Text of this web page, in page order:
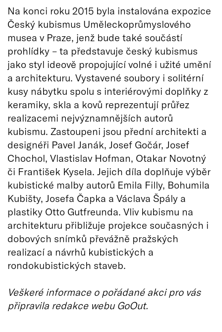
Na konci roku 2015 byla instalována expozice
Český kubismus Uměleckoprůmyslového
musea v Praze, jenž bude také součástí
prohlídky – ta představuje český kubismus
jako styl ideově propojující volné i užité umění
a architekturu. Vystavené soubory i solitérní
kusy nábytku spolu s interiérovými doplňky z
keramiky, skla a kovů reprezentují průřez
realizacemi nejvýznamnějších autorů
kubismu. Zastoupeni jsou přední architekti a
designéři Pavel Janák, Josef Gočár, Josef
Chochol, Vlastislav Hofman, Otakar Novotný
či František Kysela. Jejich díla doplňuje výběr
kubistické malby autorů Emila Filly, Bohumila
Kubišty, Josefa Čapka a Václava Špály a
plastiky Otto Gutfreunda. Vliv kubismu na
architekturu přibližuje projekce současných i
dobových snímků převážně pražských
realizací a návrhů kubistických a
rondokubistických staveb.
Veškeré informace o pořádané akci pro vás
připravila redakce webu GoOut.